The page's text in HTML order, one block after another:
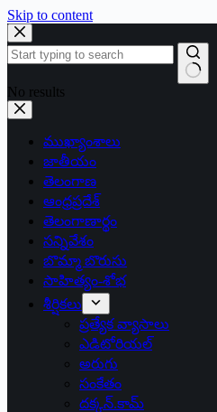
Skip to content
No results
ముఖ్యాంశాలు
జాతీయం
తెలంగాణ
ఆంధ్రప్రదేశ్
తెలంగాణార్థం
సన్నివేశం
బొమ్మా బొరుసు
సాహిత్యం-శోభ
శీర్షికలు
ప్రత్యేక వ్యాసాలు
ఎడిటోరియల్
అరుగు
సంకేతం
దక్కన్.కామ్